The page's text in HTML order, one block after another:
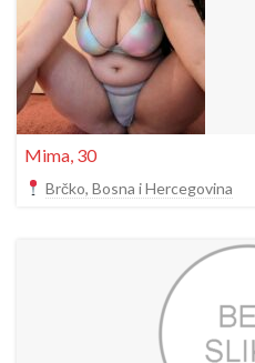
Mima, 30
Brčko, Bosna i Hercegovina